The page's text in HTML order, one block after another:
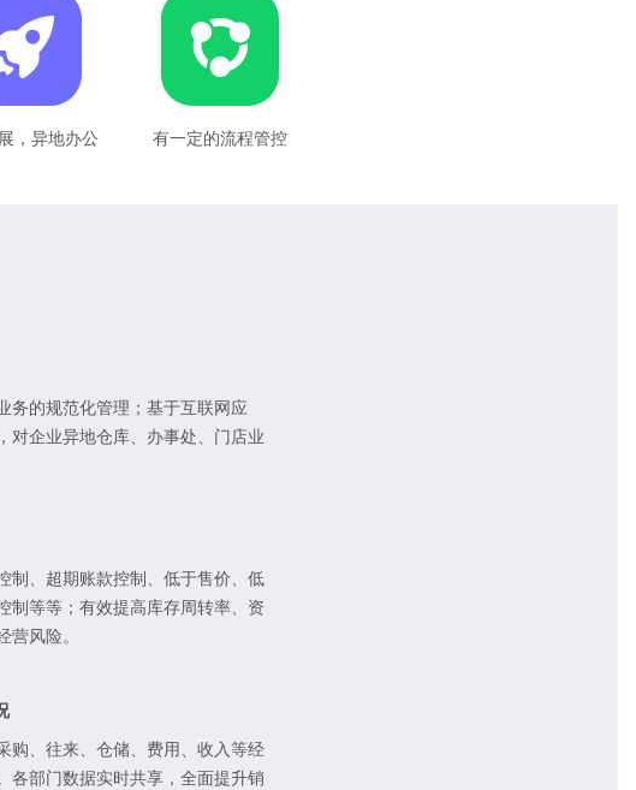
，异地办公 有一定的流程管控
务的规范化管理；基于互联网应
对企业异地仓库、办事处、门店业
制、超期账款控制、低于售价、低
制等等；有效提高库存周转率、资
营风险。
购、往来、仓储、费用、收入等经
各部门数据实时共享，全面提升销